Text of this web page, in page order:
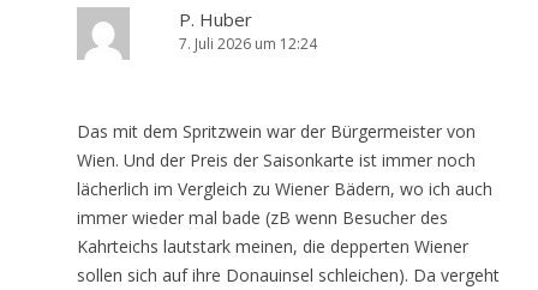
P. Huber
7. Juli 2026 um 12:24
Das mit dem Spritzwein war der Bürgermeister von
Wien. Und der Preis der Saisonkarte ist immer noch
lächerlich im Vergleich zu Wiener Bädern, wo ich auch
immer wieder mal bade (zB wenn Besucher des
Kahrteichs lautstark meinen, die depperten Wiener
sollen sich auf ihre Donauinsel schleichen). Da vergeht